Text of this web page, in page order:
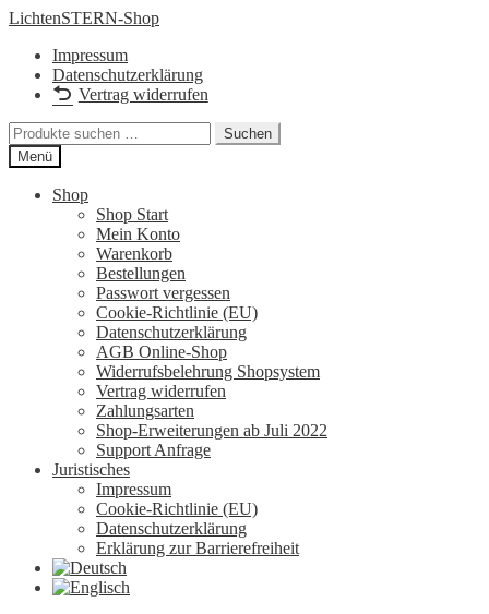
Zur
springen
Zum
springen
LichtenSTERN-Shop
Impressum
Datenschutzerklärung
Vertrag widerrufen
Suchen
nach:
Suchen
Menü
Shop
Shop Start
Mein Konto
Warenkorb
Bestellungen
Passwort vergessen
Cookie-Richtlinie (EU)
Datenschutzerklärung
AGB Online-Shop
Widerrufsbelehrung Shopsystem
Vertrag widerrufen
Zahlungsarten
Shop-Erweiterungen ab Juli 2022
Support Anfrage
Juristisches
Impressum
Cookie-Richtlinie (EU)
Datenschutzerklärung
Erklärung zur Barrierefreiheit